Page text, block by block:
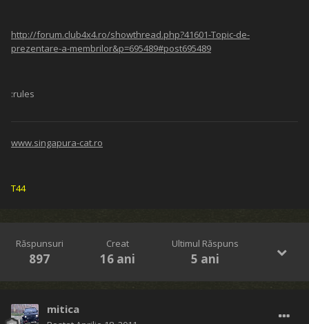
http://forum.club4x4.ro/showthread.php?41601-Topic-de-
prezentare-a-membrilor&p=695489#post695489
:rules
www.singapura-cat.ro
T44
Răspunsuri
897
Creat
16 ani
Ultimul Răspuns
5 ani
mitica